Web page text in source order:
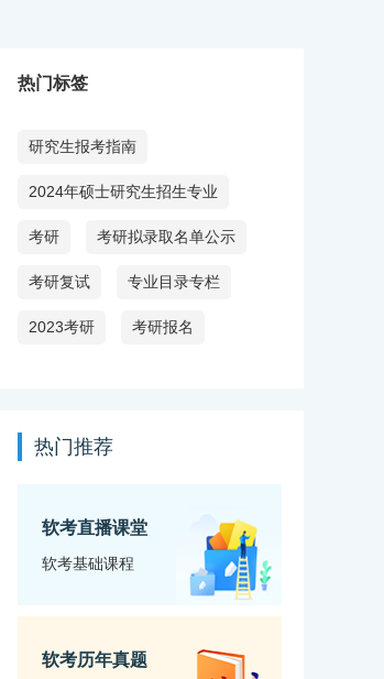
热门标签
研究生报考指南
2024年硕士研究生招生专业
考研 考研拟录取名单公示
考研复试 专业目录专栏
2023考研 考研报名
热门推荐
软考直播课堂
软考基础课程
软考历年真题